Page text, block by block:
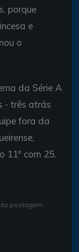
porque
e
o
da Série A
- três atrás
fora da
11º com 25.
postagem